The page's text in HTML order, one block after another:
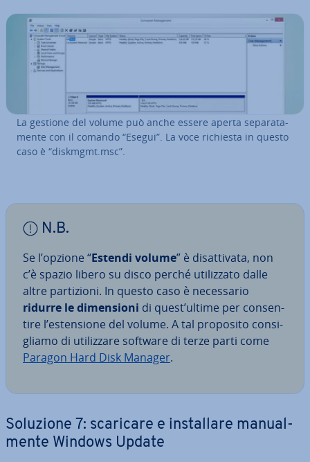
La gestione del volume può anche essere aperta se­pa­ra­ta­
men­te con il comando “Esegui”. La voce richiesta in questo
caso è “diskmgmt.msc”.
N.B.
Se l’opzione “Estendi volume” è di­sat­ti­va­ta, non
c’è spazio libero su disco perché uti­liz­za­to dalle
altre par­ti­zio­ni. In questo caso è ne­ces­sa­rio
ridurre le di­men­sio­ni di quest’ultime per con­sen­
ti­re l’esten­sio­ne del volume. A tal proposito con­si­
glia­mo di uti­liz­za­re software di terze parti come
Paragon Hard Disk Manager.
Soluzione 7: scaricare e in­stal­la­re ma­nual­
men­te Windows Update